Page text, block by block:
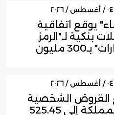
يوقع اتفاقية
بنكية لـ"الرمز
للعقارات" بـ300 مليون
القروض الشخصية
في المملكة إلى 525.45